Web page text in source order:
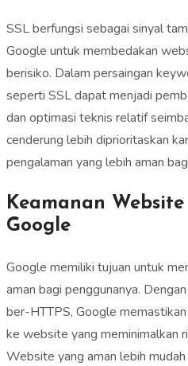
SSL berfungsi sebagai sinyal
Google untuk membedakan
berisiko. Dalam persaingan
seperti SSL dapat menjadi
dan optimasi teknis relatif
cenderung lebih diprioritaskan
pengalaman yang lebih aman
Keamanan
Google
Google memiliki tujuan untuk
aman bagi penggunanya.
ber-HTTPS, Google
ke website yang meminimalkan
Website yang aman lebih